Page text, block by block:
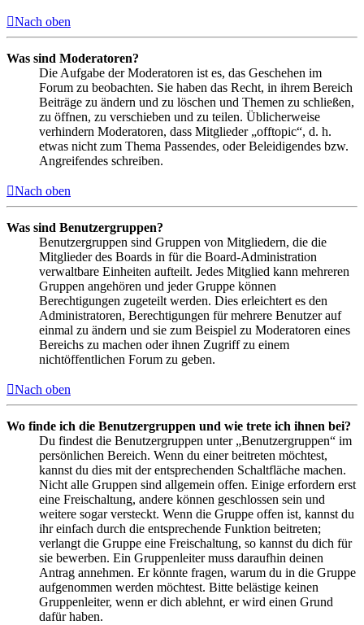
Nach oben
Was sind Moderatoren?
Die Aufgabe der Moderatoren ist es, das Geschehen im
Forum zu beobachten. Sie haben das Recht, in ihrem Bereich
Beiträge zu ändern und zu löschen und Themen zu schließen,
zu öffnen, zu verschieben und zu teilen. Üblicherweise
verhindern Moderatoren, dass Mitglieder „offtopic“, d. h.
etwas nicht zum Thema Passendes, oder Beleidigendes bzw.
Angreifendes schreiben.
Nach oben
Was sind Benutzergruppen?
Benutzergruppen sind Gruppen von Mitgliedern, die die
Mitglieder des Boards in für die Board-Administration
verwaltbare Einheiten aufteilt. Jedes Mitglied kann mehreren
Gruppen angehören und jeder Gruppe können
Berechtigungen zugeteilt werden. Dies erleichtert es den
Administratoren, Berechtigungen für mehrere Benutzer auf
einmal zu ändern und sie zum Beispiel zu Moderatoren eines
Bereichs zu machen oder ihnen Zugriff zu einem
nichtöffentlichen Forum zu geben.
Nach oben
Wo finde ich die Benutzergruppen und wie trete ich ihnen bei?
Du findest die Benutzergruppen unter „Benutzergruppen“ im
persönlichen Bereich. Wenn du einer beitreten möchtest,
kannst du dies mit der entsprechenden Schaltfläche machen.
Nicht alle Gruppen sind allgemein offen. Einige erfordern erst
eine Freischaltung, andere können geschlossen sein und
weitere sogar versteckt. Wenn die Gruppe offen ist, kannst du
ihr einfach durch die entsprechende Funktion beitreten;
verlangt die Gruppe eine Freischaltung, so kannst du dich für
sie bewerben. Ein Gruppenleiter muss daraufhin deinen
Antrag annehmen. Er könnte fragen, warum du in die Gruppe
aufgenommen werden möchtest. Bitte belästige keinen
Gruppenleiter, wenn er dich ablehnt, er wird einen Grund
dafür haben.